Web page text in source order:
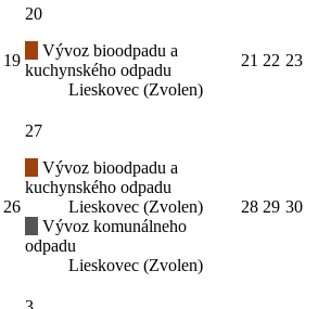
19
20
Vývoz bioodpadu a
kuchynského odpadu
Lieskovec (Zvolen)
21 22 23
26
27
Vývoz bioodpadu a
kuchynského odpadu
Lieskovec (Zvolen)
Vývoz komunálneho
odpadu
Lieskovec (Zvolen)
28 29 30